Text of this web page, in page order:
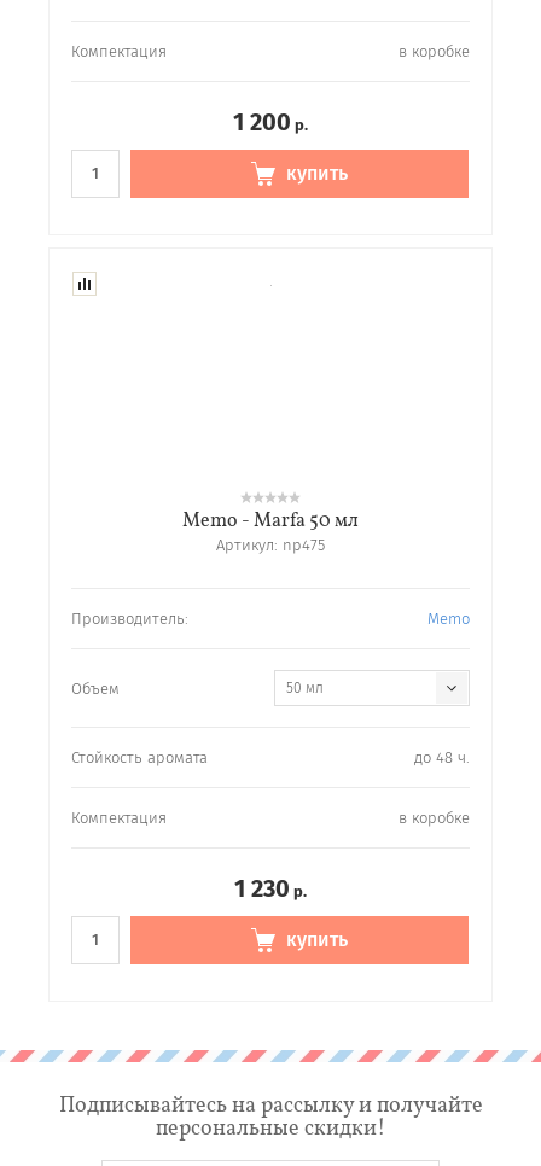
Компектация в коробке
1 200 р.
купить
Memo - Marfa 50 мл
Артикул: np475
Производитель: Memo
Объем 50 мл
Стойкость аромата до 48 ч.
Компектация в коробке
1 230 р.
купить
Подписывайтесь на рассылку и получайте
персональные скидки!